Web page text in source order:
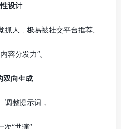
设计
人，极易被社交平台推荐。
容分发力”。
双向生成
调整提示词，
“共演”。